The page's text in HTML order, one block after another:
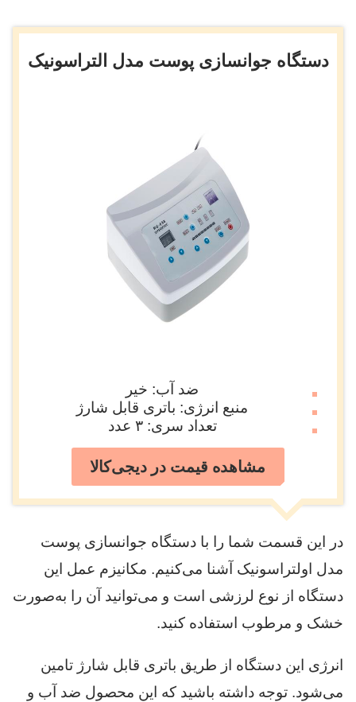
دستگاه جوانسازی پوست مدل التراسونیک
ضد آب: خیر
منبع انرژی: باتری قابل شارژ
تعداد سری: ۳ عدد
مشاهده قیمت در دیجی‌کالا
در این قسمت شما را با دستگاه جوانسازی پوست
مدل اولتراسونیک آشنا می‌کنیم. مکانیزم عمل این
دستگاه از نوع لرزشی است و می‌توانید آن را به‌صورت
خشک و مرطوب استفاده کنید.
انرژی این دستگاه از طریق باتری قابل شارژ تامین
می‌شود. توجه داشته باشید که این محصول ضد آب و